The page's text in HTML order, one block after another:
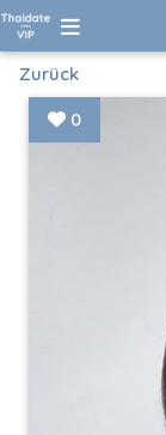
Zurück
0